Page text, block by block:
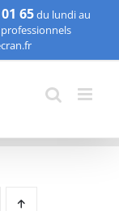
65du lundi au